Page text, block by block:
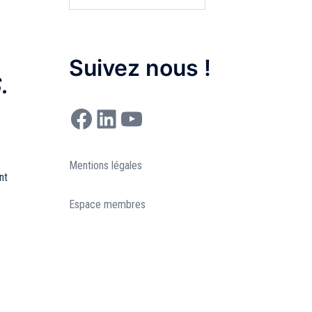
Suivez nous !
Facebook
LinkedIn
YouTube
Mentions légales
Espace membres